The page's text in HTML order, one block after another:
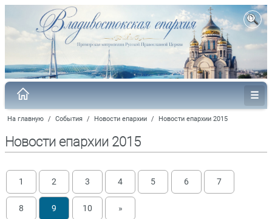
На главную / События / Новости епархии / Новости епархии 2015
Новости епархии 2015
1 2 3 4 5 6 7
8 9 10 »